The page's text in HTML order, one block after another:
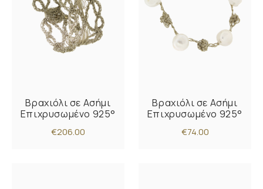
Βραχιόλι σε Ασήμι
Επιχρυσωμένο 925°
€206.00
Βραχιόλι σε Ασήμι
Επιχρυσωμένο 925°
€74.00